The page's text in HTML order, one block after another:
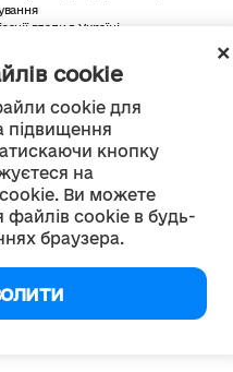
cookie
cookie для
підвищення
кнопку
на
Ви можете
файлів cookie в будь-
браузера.
влади в Україні.
за ліцензією
International license,
інше